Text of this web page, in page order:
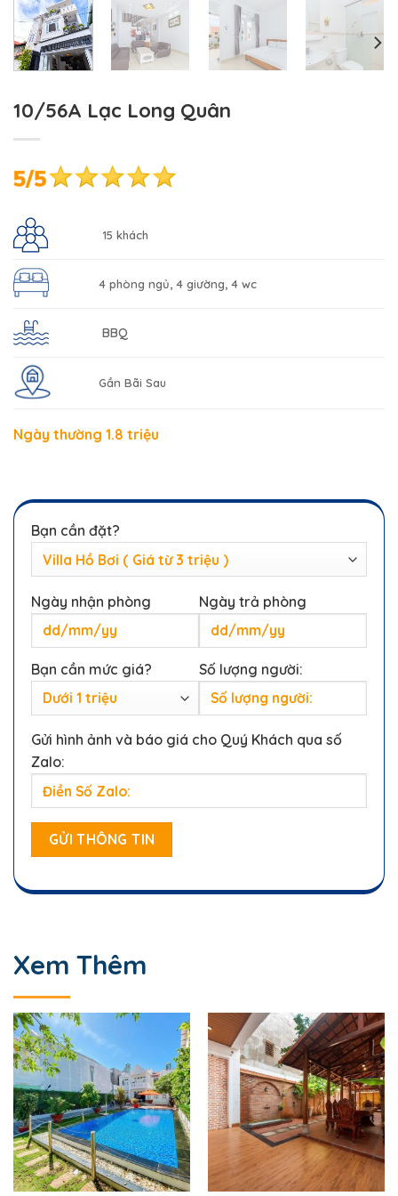
10/56A Lạc Long Quân
15 khách
4 phòng ngủ, 4 giường, 4 wc
BBQ
Gần Bãi Sau
Ngày thường 1.8 triệu
Bạn cần đặt?
Ngày nhận phòng Ngày trả phòng
Bạn cần mức giá? Số lượng người:
Gửi hình ảnh và báo giá cho Quý Khách qua số
Zalo:
Xem Thêm